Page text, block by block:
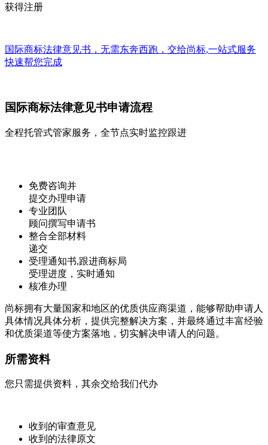
获得注册
国际商标法律意见书，无需东奔西跑，交给尚标,一站式服务
快速帮您完成
国际商标法律意见书申请流程
全程托管式管家服务，全节点实时监控跟进
免费咨询并
提交办理申请
专业团队
顾问撰写申请书
整合全部材料
递交
受理通知书,跟进商标局
受理进度，实时通知
核准办理
尚标拥有大量国家和地区的优质供应商渠道，能够帮助申请人
具体情况具体分析，提供完整解决方案，并最终通过丰富经验
和优质渠道等使方案落地，切实解决申请人的问题。
所需资料
您只需提供资料，其余交给我们代办
收到的审查意见
收到的法律原文